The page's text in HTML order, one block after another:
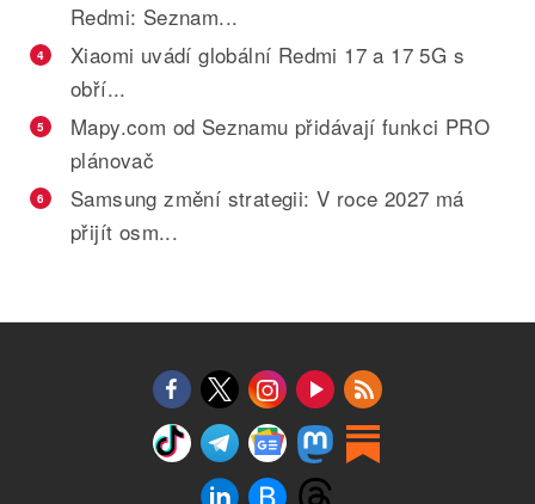
Redmi: Seznam...
4
Xiaomi uvádí globální Redmi 17 a 17 5G s
obří...
5
Mapy.com od Seznamu přidávají funkci PRO
plánovač
6
Samsung změní strategii: V roce 2027 má
přijít osm...